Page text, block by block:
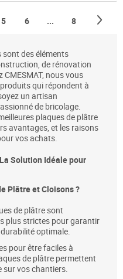
page
Page
5 Page
6 ... Page
8
sont des éléments
de rénovation
nous vous
qui répondent à
un artisan
de bricolage.
plaques de plâtre
avantages, et les raisons
vos achats.
Solution Idéale pour
Plâtre et Cloisons ?
de plâtre sont
plus strictes pour garantir
optimale.
pour être faciles à
de plâtre permettent
sur vos chantiers.